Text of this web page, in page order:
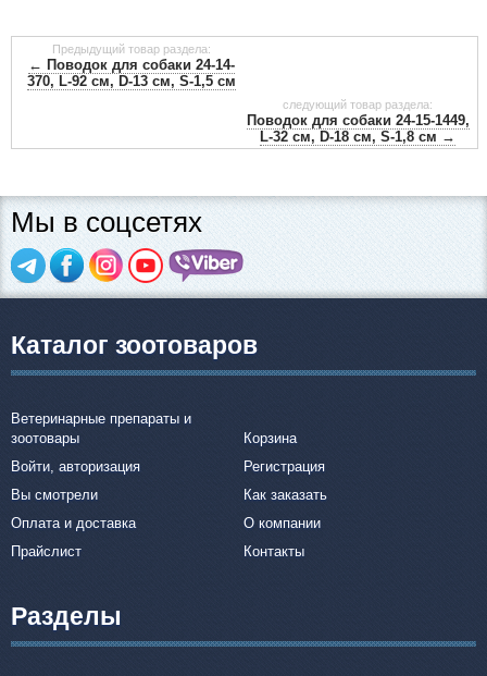
Предыдущий товар раздела:
← Поводок для собаки 24-14-
370, L-92 см, D-13 см, S-1,5 см
следующий товар раздела:
Поводок для собаки 24-15-1449,
L-32 см, D-18 см, S-1,8 см →
Мы в соцсетях
Каталог зоотоваров
Ветеринарные препараты и
зоотовары
Корзина
Войти, авторизация
Регистрация
Вы смотрели
Как заказать
Оплата и доставка
О компании
Прайслист
Контакты
Разделы